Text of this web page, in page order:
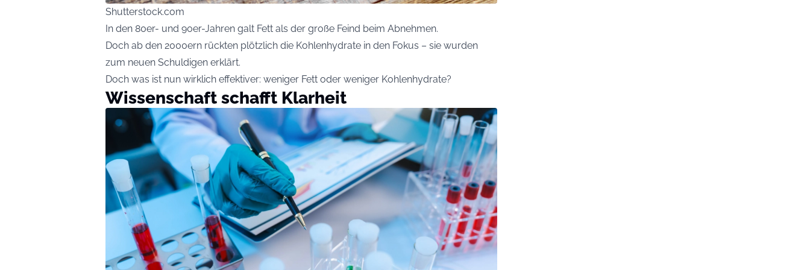
Shutterstock.com
In den 80er- und 90er-Jahren galt Fett als der große Feind beim Abnehmen.
Doch ab den 2000ern rückten plötzlich die Kohlenhydrate in den Fokus – sie wurden
zum neuen Schuldigen erklärt.
Doch was ist nun wirklich effektiver: weniger Fett oder weniger Kohlenhydrate?
Wissenschaft schafft Klarheit